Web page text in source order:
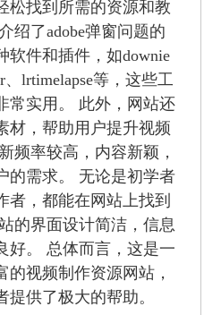
松找到所需的资源和教
绍了adobe弹窗问题的
软件和插件，如downie
、lrtimelapse等，这些工
常实用。 此外，网站还
材，帮助用户提升视频
频率较高，内容新颖，
的需求。 无论是初学者
者，都能在网站上找到
的界面设计简洁，信息
好。 总体而言，这是一
视频制作资源网站，
供了极大的帮助。